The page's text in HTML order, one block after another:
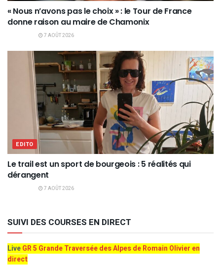
« Nous n’avons pas le choix » : le Tour de France
donne raison au maire de Chamonix
7 AOÛT 2026
EDITO
Le trail est un sport de bourgeois : 5 réalités qui
dérangent
7 AOÛT 2026
SUIVI DES COURSES EN DIRECT
LiveGR 5 Grande Traversée des Alpes de Romain Olivier en
direct